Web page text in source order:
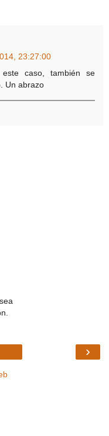
23:27:00
caso, también se
Un abrazo
›